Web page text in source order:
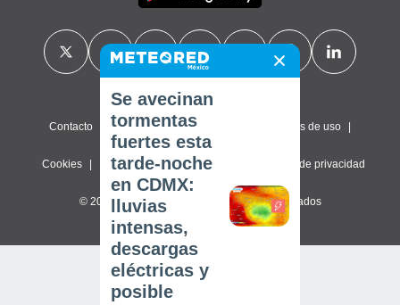
Contacto Sobre nosotros Términos de uso
Cookies Política de privacidad Configuración de privacidad
© 2026 Meteored. Todos los derechos reservados
Se avecinan
tormentas
fuertes esta
tarde-noche
en CDMX:
lluvias
intensas,
descargas
eléctricas y
posible